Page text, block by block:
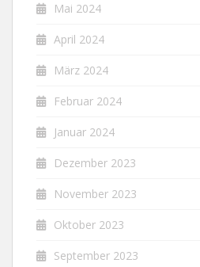
Mai 2024
April 2024
März 2024
Februar 2024
Januar 2024
Dezember 2023
November 2023
Oktober 2023
September 2023